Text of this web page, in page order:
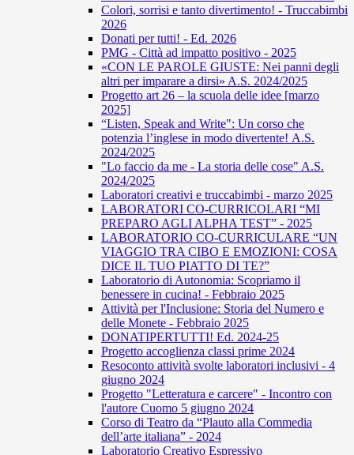
Colori, sorrisi e tanto divertimento! - Truccabimbi
2026
Donati per tutti! - Ed. 2026
PMG - Città ad impatto positivo - 2025
«CON LE PAROLE GIUSTE: Nei panni degli
altri per imparare a dirsi» A.S. 2024/2025
Progetto art 26 – la scuola delle idee [marzo
2025]
“Listen, Speak and Write": Un corso che
potenzia l’inglese in modo divertente! A.S.
2024/2025
"Lo faccio da me - La storia delle cose" A.S.
2024/2025
Laboratori creativi e truccabimbi - marzo 2025
LABORATORI CO-CURRICOLARI “MI
PREPARO AGLI ALPHA TEST” - 2025
LABORATORIO CO-CURRICULARE “UN
VIAGGIO TRA CIBO E EMOZIONI: COSA
DICE IL TUO PIATTO DI TE?”
Laboratorio di Autonomia: Scopriamo il
benessere in cucina! - Febbraio 2025
Attività per l'Inclusione: Storia del Numero e
delle Monete - Febbraio 2025
DONATIPERTUTTI! Ed. 2024-25
Progetto accoglienza classi prime 2024
Resoconto attività svolte laboratori inclusivi - 4
giugno 2024
Progetto "Letteratura e carcere" - Incontro con
l'autore Cuomo 5 giugno 2024
Corso di Teatro da “Plauto alla Commedia
dell’arte italiana” - 2024
Laboratorio Creativo Espressivo